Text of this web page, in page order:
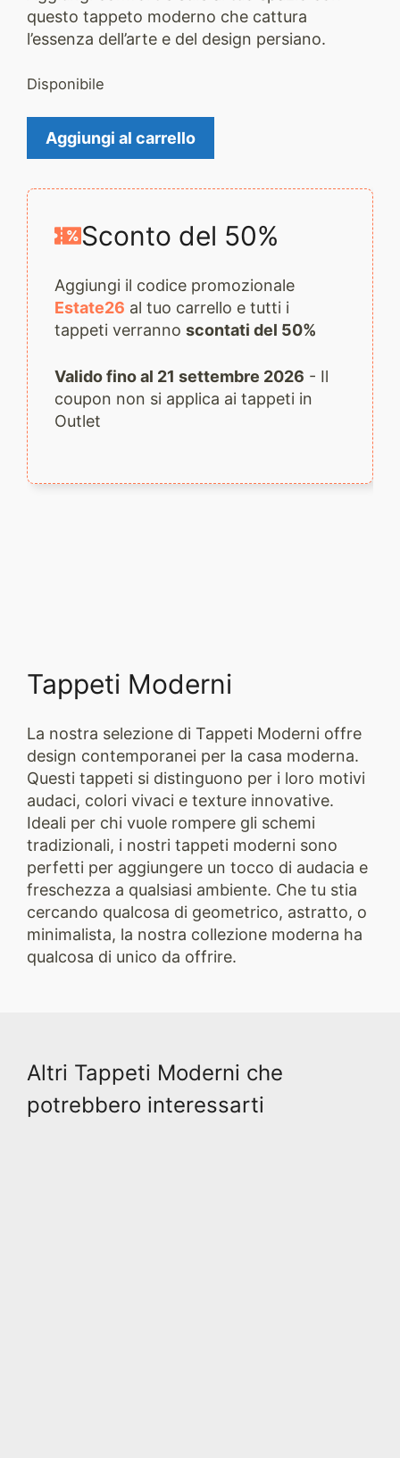
questo tappeto moderno che cattura
l’essenza dell’arte e del design persiano.
Disponibile
Tappeto
Moderno
quantità
Aggiungi al carrello
Sconto del 50%
Aggiungi il codice promozionale
Estate26 al tuo carrello e tutti i
tappeti verranno scontati del 50%
Valido fino al 21 settembre 2026 - Il
coupon non si applica ai tappeti in
Outlet
Tappeti Moderni
La nostra selezione di Tappeti Moderni offre
design contemporanei per la casa moderna.
Questi tappeti si distinguono per i loro motivi
audaci, colori vivaci e texture innovative.
Ideali per chi vuole rompere gli schemi
tradizionali, i nostri tappeti moderni sono
perfetti per aggiungere un tocco di audacia e
freschezza a qualsiasi ambiente. Che tu stia
cercando qualcosa di geometrico, astratto, o
minimalista, la nostra collezione moderna ha
qualcosa di unico da offrire.
Altri Tappeti Moderni che
potrebbero interessarti